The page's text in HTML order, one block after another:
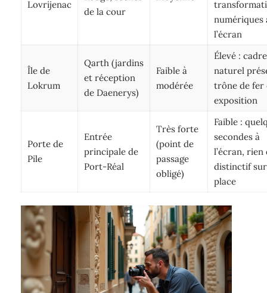
Lovrijenac
de la cour
numériques
l’écran
Île de
Lokrum
Qarth (jardins
et réception
de Daenerys)
Faible à
modérée
Élevé : cadre
naturel
trône de fer
exposition
Porte de
Pile
Entrée
principale de
Port-Réal
Très forte
(point de
passage
obligé)
Faible :
secondes à
l’écran, rien
distinctif sur
place